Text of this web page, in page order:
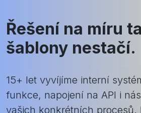
Řešení na míru
šablony nestačí.
15+ let vyvíjíme interní
funkce, napojení na API i
vašich konkrétních procesů.